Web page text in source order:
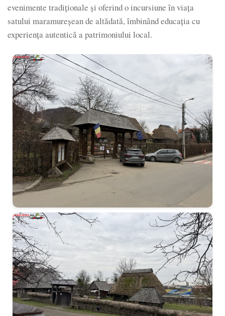
evenimente tradiționale și oferind o incursiune în viața
satului maramureșean de altădată, îmbinând educația cu
experiența autentică a patrimoniului local.